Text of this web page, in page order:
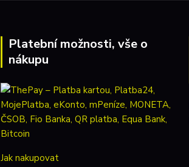
Platební možnosti, vše o
nákupu
Jak nakupovat